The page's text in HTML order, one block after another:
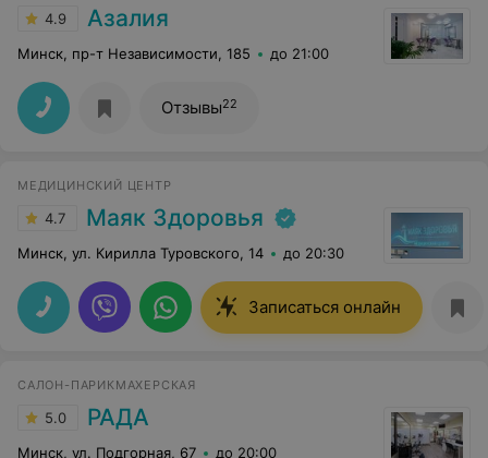
4.9 Азалия
Минск, пр-т Независимости, 185 до 21:00
Отзывы22
МЕДИЦИНСКИЙ ЦЕНТР
4.7 Маяк Здоровья
Минск, ул. Кирилла Туровского, 14 до 20:30
Записаться онлайн
САЛОН-ПАРИКМАХЕРСКАЯ
5.0 РАДА
Минск, ул. Подгорная, 67 до 20:00